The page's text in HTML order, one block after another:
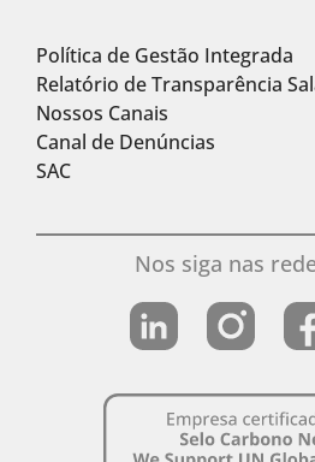
Política de Gestão Integrada
Relatório de Transparência
Nossos Canais
Canal de Denúncias
SAC
Nos siga nas